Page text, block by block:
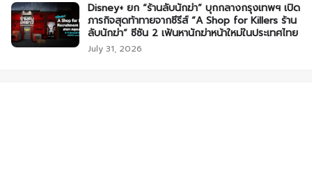
Disney+ ยก “ร้านลับนักฆ่า” บุกกลางกรุงเทพฯ เปิด
ภารกิจสุดท้าทายจากซีรีส์ “A Shop for Killers ร้าน
ลับนักฆ่า” ซีซัน 2 เฟ้นหานักฆ่าหน้าใหม่ในประเทศไทย
July 31, 2026